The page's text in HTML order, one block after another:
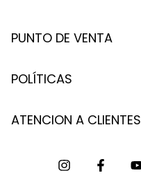
PUNTO DE VENTA
POLÍTICAS
ATENCION A CLIENTES